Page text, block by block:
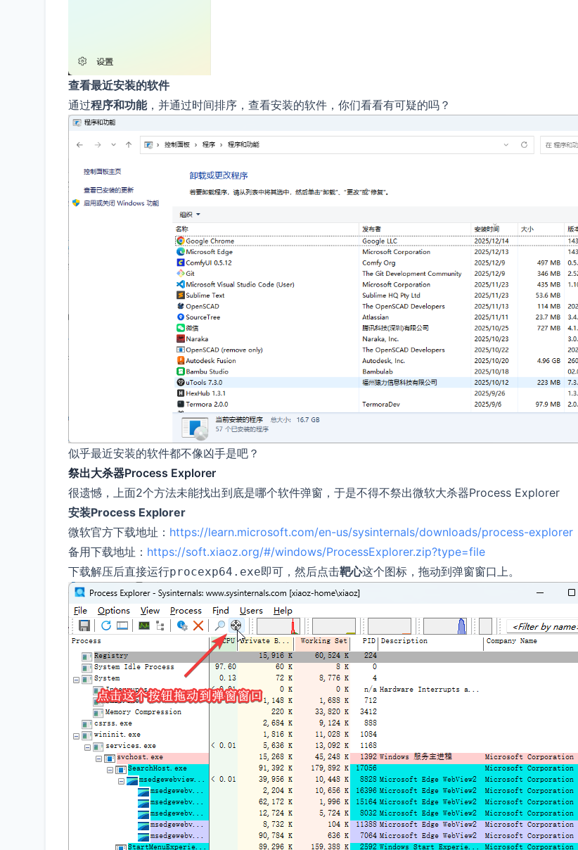
查看最近安装的软件
通过程序和功能，并通过时间排序，查看安装的软件，你们看看有可疑的吗？
似乎最近安装的软件都不像凶手是吧？
祭出大杀器Process Explorer
很遗憾，上面2个方法未能找出到底是哪个软件弹窗，于是不得不祭出微软大杀器Process Explorer
安装Process Explorer
微软官方下载地址： https://learn.microsoft.com/en-us/sysinternals/downloads/process-explorer
备用下载地址： https://soft.xiaoz.org/#/windows/ProcessExplorer.zip?type=file
下载解压后直接运行procexp64.exe即可，然后点击靶心这个图标，拖动到弹窗窗口上。